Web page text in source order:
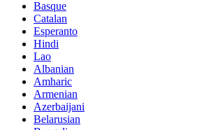
Basque
Catalan
Esperanto
Hindi
Lao
Albanian
Amharic
Armenian
Azerbaijani
Belarusian